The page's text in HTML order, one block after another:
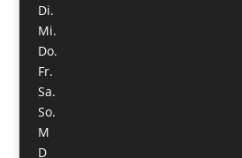
Di.
Mi.
Do.
Fr.
Sa.
So.
M
D